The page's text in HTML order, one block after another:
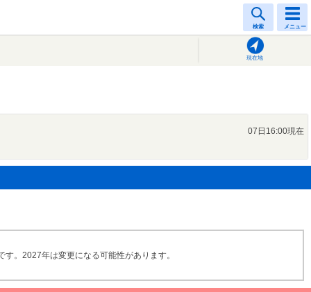
検索 メニュー
現在地
07日16:00現在
。2027年は変更になる可能性があります。